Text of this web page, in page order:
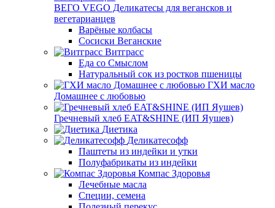
ВЕГО VEGO Деликатесы для вегансков и
вегетарианцев
Варёные колбасы
Сосиски Веганские
Витграсс
Еда со Смыслом
Натуральный сок из ростков пшеницы
ГХИ масло
Домашнее с любовью
Гречневый хлеб EAT&SHINE (ИП Яушев)
Диетика
Деликатесофф
Паштеты из индейки и утки
Полуфабрикаты из индейки
Компас Здоровья
Лечебные масла
Специи, семена